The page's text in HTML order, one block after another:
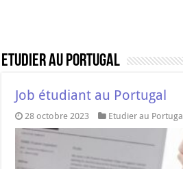
Etudier au Portugal
Job étudiant au Portugal
28 octobre 2023 Etudier au Portugal